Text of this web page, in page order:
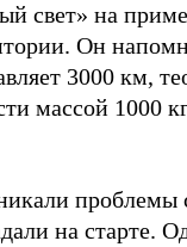
свет» на
Он
3000 км,
массой 1000
проблемы
на старте.